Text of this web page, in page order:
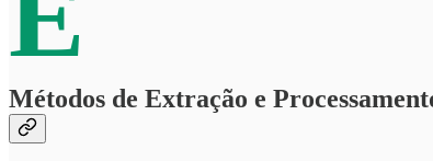
Métodos de Extração e